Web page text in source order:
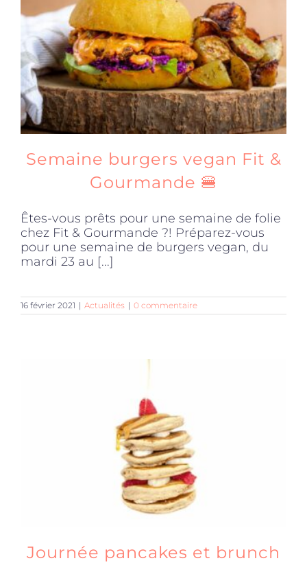
Produits sains
Click and collect
Traiteur
Accessoires
Offres
Semaine burgers vegan Fit &
Gourmande 🍔
Êtes-vous prêts pour une semaine de folie
chez Fit & Gourmande ?! Préparez-vous
pour une semaine de burgers vegan, du
mardi 23 au [...]
16 février 2021 | Actualités | 0 commentaire
Journée pancakes et brunch